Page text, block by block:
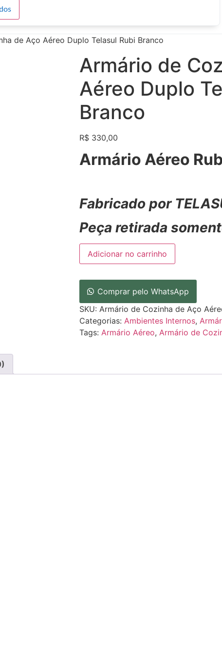
de Aço Aéreo Duplo Telasul Rubi Branco
Armário de
Aéreo Duplo
Branco
R$330,00
Armário Aéreo
Fabricado por
Peça retirada
Adicionar no carrinho
Comprar pelo WhatsApp
SKU: Armário de Cozinha de Aço
Categorias: Ambientes Internos,
Tags: Armário Aéreo, Armário de